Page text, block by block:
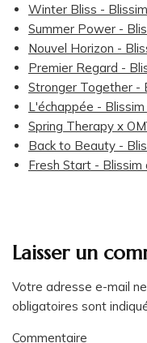
Winter Bliss -
Summer Power -
Nouvel Horizon -
Premier Regard -
Stronger Together -
L'échappée -
Spring Therapy x
Back to Beauty -
Fresh Start - Blissim
Laisser un
Votre adresse e-mail
obligatoires sont
Commentaire